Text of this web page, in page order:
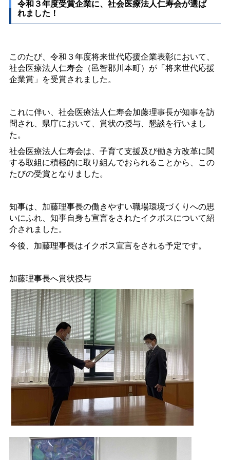
令和３年度受賞企業に、社会医療法人仁寿会が選ば
れました！
このたび、令和３年度将来世代応援企業表彰において、
社会医療法人仁寿会（邑智郡川本町） が「将来世代応援
企業賞」を受賞されました。
これに伴い、社会医療法人仁寿会加藤理事長が知事を訪
問され、県庁において、賞状の授与、懇談を行いまし
た。
社会医療法人仁寿会は、子育て支援及び働き方改革に関
する取組に積極的に取り組んでおられることから、この
たびの受賞となりました。
知事は、加藤理事長の働きやすい職場環境づくりへの思
いにふれ、知事自身も宣言をされたイクボスについて紹
介されました。
今後、加藤理事長はイクボス宣言をされる予定です。
加藤理事長へ賞状授与